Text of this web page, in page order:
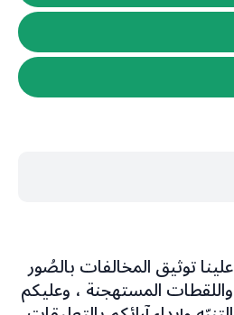
علينا توثيق المخالفات بالصُور
واللقطات المستهجنة ، وعليكم